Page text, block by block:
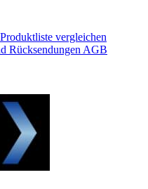
Produktliste vergleichen
Rücksendungen AGB